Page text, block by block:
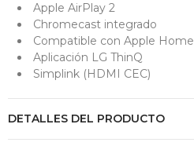
Apple AirPlay 2
Chromecast integrado
Compatible con Apple Home
Aplicación LG ThinQ
Simplink (HDMI CEC)
DETALLES DEL PRODUCTO